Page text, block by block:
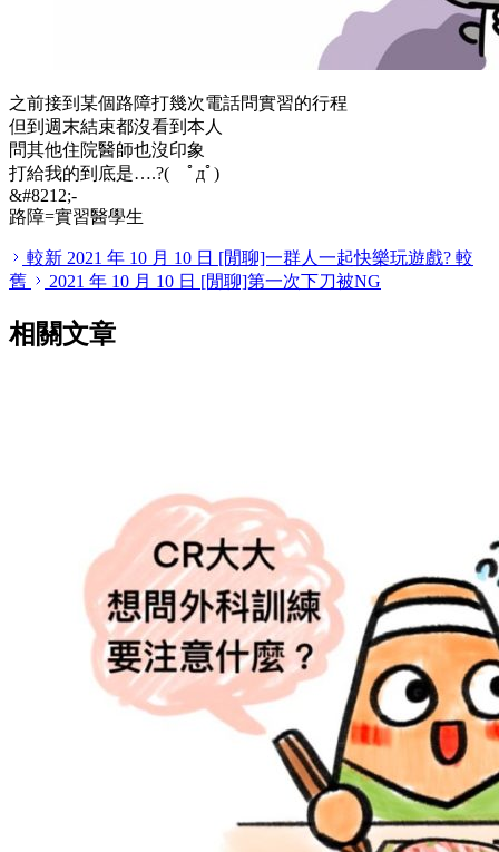
之前接到某個路障打幾次電話問實習的行程
但到週末結束都沒看到本人
問其他住院醫師也沒印象
打給我的到底是….?( ﾟдﾟ)
&#8212;-
路障=實習醫學生
較新 2021 年 10 月 10 日 [閒聊]一群人一起快樂玩遊戲? 較
舊
2021 年 10 月 10 日 [閒聊]第一次下刀被NG
相關文章